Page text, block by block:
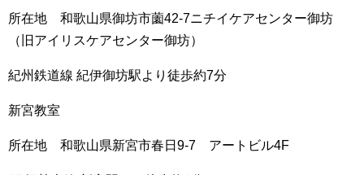
所在地 和歌山県御坊市薗42-7ニチイケアセンター御坊
（旧アイリスケアセンター御坊）
紀州鉄道線 紀伊御坊駅より徒歩約7分
新宮教室
所在地 和歌山県新宮市春日9-7 アートビル4F